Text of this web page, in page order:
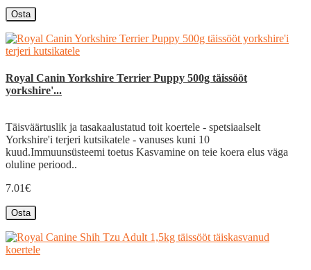
Osta
Royal Canin Yorkshire Terrier Puppy 500g täissööt
yorkshire'...
Täisväärtuslik ja tasakaalustatud toit koertele - spetsiaalselt
Yorkshire'i terjeri kutsikatele - vanuses kuni 10
kuud.Immuunsüsteemi toetus Kasvamine on teie koera elus väga
oluline periood..
7.01€
Osta